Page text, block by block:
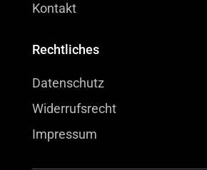
Kontakt
Rechtliches
Datenschutz
Widerrufsrecht
Impressum